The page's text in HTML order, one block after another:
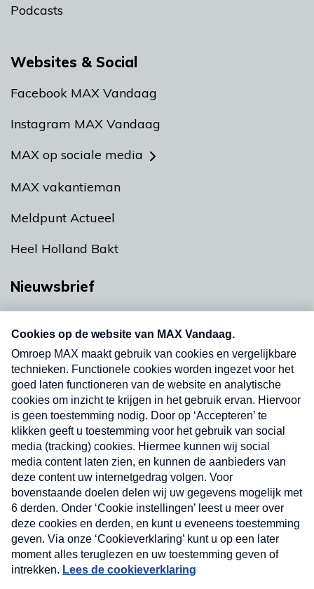
Podcasts
Websites & Social
Facebook MAX Vandaag
Instagram MAX Vandaag
MAX op sociale media
MAX vakantieman
Meldpunt Actueel
Heel Holland Bakt
Nieuwsbrief
Neem hier een gratis abonnement op onze
nieuwsbrief. Elke vrijdag- en dinsdagochtend in
uw mailbox.
Verzend
Nieuwsbrief
Neem hier een gratis abonnement op onze
nieuwsbrief. Elke vrijdag- en dinsdagochtend in uw